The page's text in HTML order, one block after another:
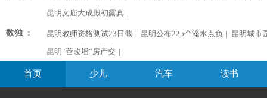
昆明文庙大成殿初露真 |
数独 : 昆明教师资格测试23日截 | 昆明公布225个淹水点负 | 昆明城市
昆明“营改增”房产交 |
首页 少儿 汽车 读书